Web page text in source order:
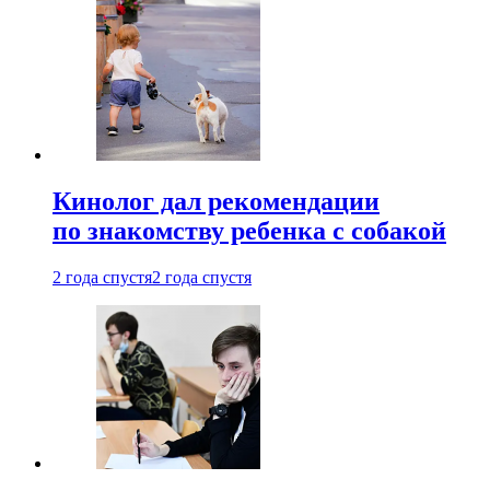
Кинолог дал рекомендации
по знакомству ребенка с собакой
2 года спустя2 года спустя